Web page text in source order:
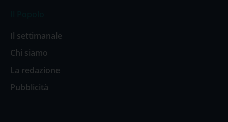
Il settimanale
Chi siamo
La redazione
Pubblicità